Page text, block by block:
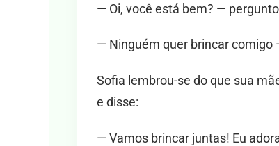
— Oi, você está bem? —
— Ninguém quer brincar comigo
Sofia lembrou-se do que sua
e disse:
— Vamos brincar juntas! Eu